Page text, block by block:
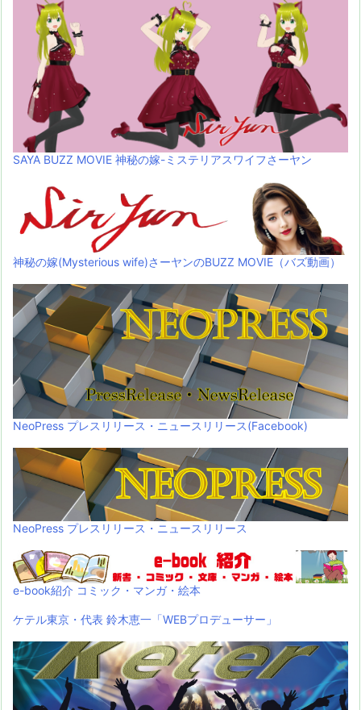
SAYA BUZZ MOVIE 神秘の嫁-ミステリアスワイフさーヤン
神秘の嫁(Mysterious wife)さーヤンのBUZZ MOVIE（バズ動画）
NeoPress プレスリリース・ニュースリリース(Facebook)
NeoPress プレスリリース・ニュースリリース
e-book紹介 コミック・マンガ・絵本
ケテル東京・代表 鈴木恵一「WEBプロデューサー」